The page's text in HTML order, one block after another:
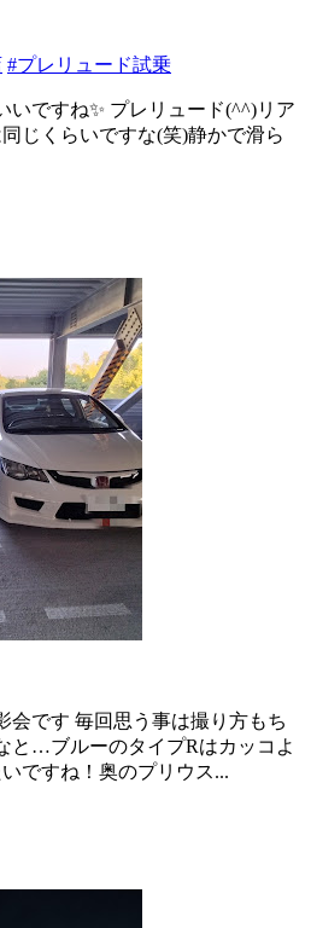
#プレリュード試乗
いですね✨ プレリュード(^^)リア
じくらいですな(笑)静かで滑ら
会です 毎回思う事は撮り方もち
と…ブルーのタイプRはカッコよ
ですね！奥のプリウス...